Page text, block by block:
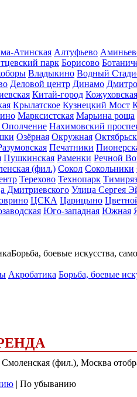
Атинская Алтуфьево
парк Борисово
Владыкино Водный
Деловой центр Динамо
Китай-город Кожуховская
Крылатское Кузнецкий Мост
Марксистская Марьина роща
Нахимовский
Озёрная Окружная
Печатники
Пушкинская Раменки Речной
(фил.) Сокол Сокольники
Терехово Технопарк
Дмитриевского Улица Сергея
ЦСКА Царицыно
Юго-западная Южная
Борьба, боевые искусства,
Акробатика Борьба, боевые
(фил.), Москва
| По убыванию